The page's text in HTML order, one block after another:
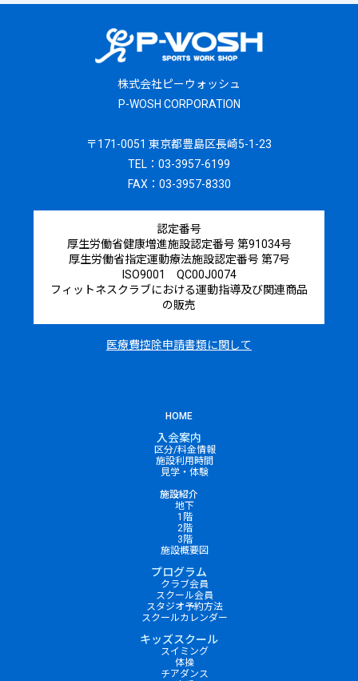
株式会社ピーウォッシュ
P-WOSH CORPORATION
〒171-0051 東京都豊島区長崎5-1-23
TEL：03-3957-6199
FAX：03-3957-8330
認定番号
厚生労働省健康増進施設認定番号 第91034号
厚生労働省指定運動療法施設認定番号 第7号
ISO9001 QC00J0074
フィットネスクラブにおける運動指導及び関連商品
の販売
医療費控除申請書類に関して
HOME
入会案内
区分/料金情報
施設利用時間
見学・体験
施設紹介
地下
1階
2階
3階
施設概要図
プログラム
クラブ会員
スクール会員
スタジオ予約方法
スクールカレンダー
キッズスクール
スイミング
体操
チアダンス